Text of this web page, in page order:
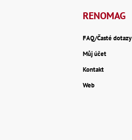
RENOMAG
FAQ/Časté dotazy
Můj účet
Kontakt
Web